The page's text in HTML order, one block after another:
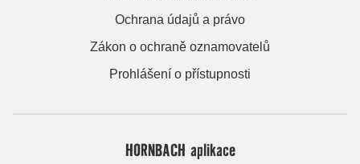
Ochrana údajů a právo
Zákon o ochraně oznamovatelů
Prohlášení o přístupnosti
HORNBACH aplikace